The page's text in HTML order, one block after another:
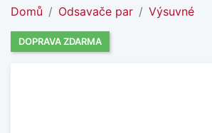
Domů Odsavače par Výsuvné
DOPRAVA ZDARMA